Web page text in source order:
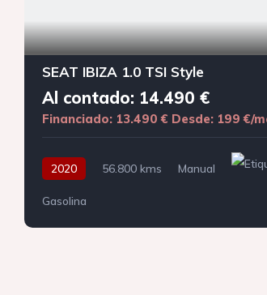
SEAT IBIZA 1.0 TSI Style
Al contado: 14.490 €
Financiado: 13.490 € Desde: 199 €/
2020 56.800 kms Manual
Gasolina